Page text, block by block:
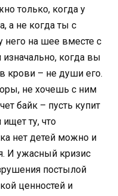
только, когда у
а не когда ты с
на шее вместе с
когда вы
крови – не души его.
не хочешь с ним
байк – пусть купит
ту, что
нет детей можно и
И ужасный кризис
постылой
ценностей и